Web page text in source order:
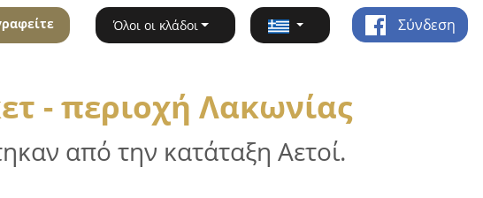
Όλοι οι κλάδοι Σύνδεση
- περιοχή Λακωνίας
από την κατάταξη Αετοί.